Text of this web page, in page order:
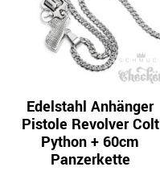
Edelstahl Anhänger
Pistole Revolver Colt
Python + 60cm
Panzerkette